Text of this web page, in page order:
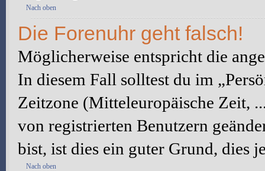
Nach oben
Die Forenuhr geht falsch!
Möglicherweise entspricht die
In diesem Fall solltest du im
Zeitzone (Mitteleuropäische Zeit,
von registrierten Benutzern
bist, ist dies ein guter Grund, dies
Nach oben